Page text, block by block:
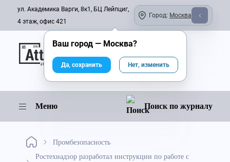
ул. Академика Варги, 8к1, БЦ Лейпциг,
4 этаж, офис 421
Город: Москва
Онлайн-журнал
Меню Поиск по журналу
Промбезопасность
Ростехнадзор разработал инструкции по работе с
Ваш город — Москва?
Да, сохранить Нет, изменить